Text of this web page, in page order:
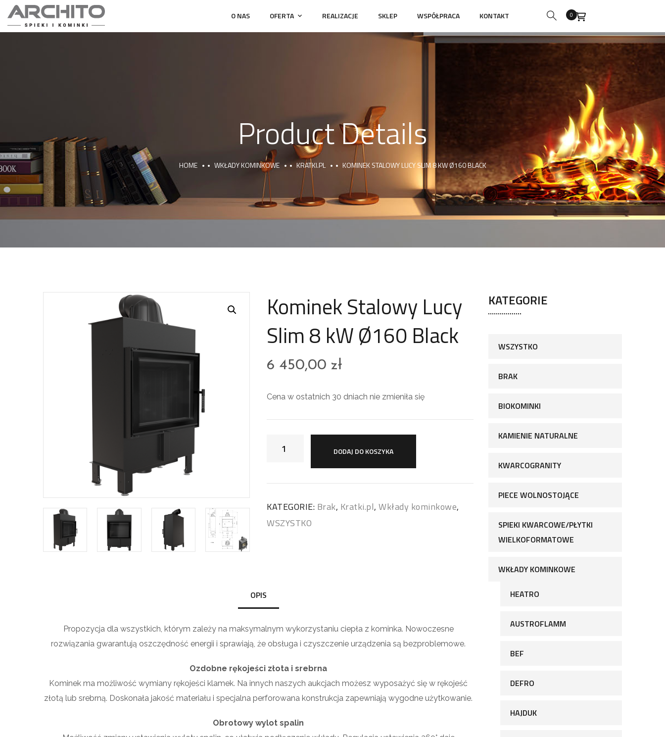
O NAS OFERTA REALIZACJE SKLEP WSPÓŁPRACA KONTAKT 0
Product Details
HOME WKŁADY KOMINKOWE KRATKI.PL KOMINEK STALOWY LUCY SLIM 8 KW Ø160 BLACK
Kominek Stalowy Lucy
Slim 8 kW Ø160 Black
6 450,00zł
Cena w ostatnich 30 dniach nie zmieniła się
DODAJ DO KOSZYKA
KATEGORIE: Brak, Kratki.pl,Wkłady kominkowe,
WSZYSTKO
OPIS
Propozycja dla wszystkich, którym zależy na maksymalnym wykorzystaniu ciepła z kominka. Nowoczesne
rozwiązania gwarantują oszczędność energii i sprawiają, że obsługa i czyszczenie urządzenia są bezproblemowe.
Ozdobne rękojeści złota i srebrna
Kominek ma możliwość wymiany rękojeści klamek. Na innych naszych aukcjach możesz wyposażyć się w rękojeść
złotą lub srebrną. Doskonała jakość materiału i specjalna perforowana konstrukcja zapewniają wygodne użytkowanie.
Obrotowy wylot spalin
KATEGORIE
WSZYSTKO
BRAK
BIOKOMINKI
KAMIENIE NATURALNE
KWARCOGRANITY
PIECE WOLNOSTOJĄCE
SPIEKI KWARCOWE/PŁYTKI
WIELKOFORMATOWE
WKŁADY KOMINKOWE
HEATRO
AUSTROFLAMM
BEF
DEFRO
HAJDUK